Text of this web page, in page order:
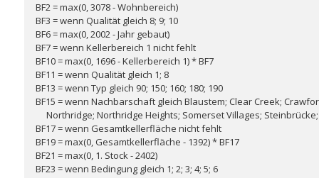
BF2 = max(0, 3078 - Wohnbereich)
BF3 = wenn Qualität gleich 8; 9; 10
BF6 = max(0, 2002 - Jahr gebaut)
BF7 = wenn Kellerbereich 1 nicht fehlt
BF10 = max(0, 1696 - Kellerbereich 1) * BF7
BF11 = wenn Qualität gleich 1; 8
BF13 = wenn Typ gleich 90; 150; 160; 180; 190
BF15 = wenn Nachbarschaft gleich Blaustem; Clear Creek;
Northridge; Northridge Heights; Somerset Villages;
BF17 = wenn Gesamtkellerfläche nicht fehlt
BF19 = max(0, Gesamtkellerfläche - 1392) * BF17
BF21 = max(0, 1. Stock - 2402)
BF23 = wenn Bedingung gleich 1; 2; 3; 4; 5; 6